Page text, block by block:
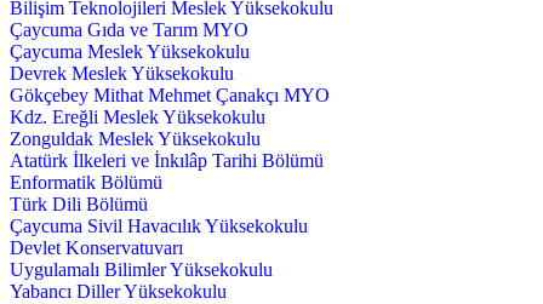
Bilişim Teknolojileri Meslek Yüksekokulu
Çaycuma Gıda ve Tarım MYO
Çaycuma Meslek Yüksekokulu
Devrek Meslek Yüksekokulu
Gökçebey Mithat Mehmet Çanakçı MYO
Kdz. Ereğli Meslek Yüksekokulu
Zonguldak Meslek Yüksekokulu
Atatürk İlkeleri ve İnkılâp Tarihi Bölümü
Enformatik Bölümü
Türk Dili Bölümü
Çaycuma Sivil Havacılık Yüksekokulu
Devlet Konservatuvarı
Uygulamalı Bilimler Yüksekokulu
Yabancı Diller Yüksekokulu